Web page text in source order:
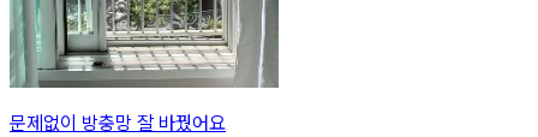
문제없이 방충망 잘 바꿨어요